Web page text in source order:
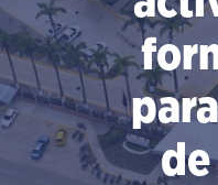
de